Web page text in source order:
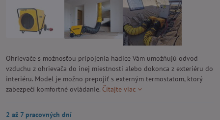
Ohrievače s možnosťou pripojenia hadice Vám umožňujú odvod
vzduchu z ohrievača do inej miestnosti alebo dokonca z exteriéru do
interiéru. Model je možno prepojiť s externým termostatom, ktorý
zabezpečí komfortné ovládanie. Čítajte viac
2 až 7 pracovných dní